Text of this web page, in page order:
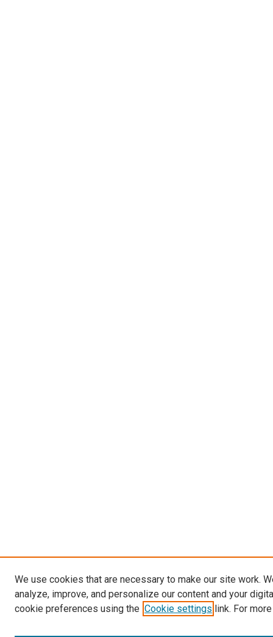
We use cookies that are necessary to make our site work.
analyze, improve, and personalize our content and your
cookie preferences using the Cookie settings link. For